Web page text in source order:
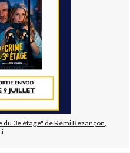
3e étage" de Rémi Bezançon,